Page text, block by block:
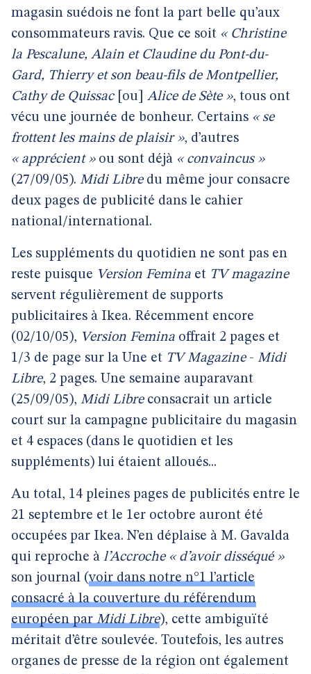
magasin suédois ne font la part belle qu’aux
consommateurs ravis. Que ce soit « Christine
la Pescalune, Alain et Claudine du Pont-du-
Gard, Thierry et son beau-fils de Montpellier,
Cathy de Quissac[ou] Alice de Sète », tous ont
vécu une journée de bonheur. Certains « se
frottent les mains de plaisir », d’autres
« apprécient »ou sont déjà « convaincus »
(27/09/05). Midi Libredu même jour consacre
deux pages de publicité dans le cahier
national/international.
Les suppléments du quotidien ne sont pas en
reste puisque Version Femina et TV magazine
servent régulièrement de supports
publicitaires à Ikea. Récemment encore
(02/10/05), Version Femina offrait 2 pages et
1/3 de page sur la Une et TV Magazine- Midi
Libre, 2 pages. Une semaine auparavant
(25/09/05), Midi Libreconsacrait un article
court sur la campagne publicitaire du magasin
et 4 espaces (dans le quotidien et les
suppléments) lui étaient alloués...
Au total, 14 pleines pages de publicités entre le
21 septembre et le 1er octobre auront été
occupées par Ikea. N’en déplaise à M. Gavalda
qui reproche à l’Accroche « d’avoir disséqué »
son journal (voir dans notre n°1 l’article
consacré à la couverture du référendum
européen parMidi Libre), cette ambiguïté
méritait d’être soulevée. Toutefois, les autres
organes de presse de la région ont également